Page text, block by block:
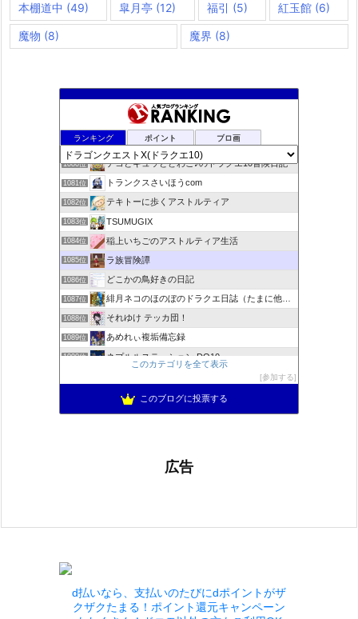
本棚道中 (49) 皐月亭 (12) 福引 (5) 紅玉館(6)
魔物 (8) 魔界 (8)
ランキング ポイント ブロ画
咲くやこのはな
1079位 ドラクエ10ラウラの日常とチーム運営ブログ
1080位 デコとギュッとどわこ♪のドラクエ10冒険日記
1081位 トランクスさいほうcom
1082位 テキトーに歩くアストルティア
1083位 TSUMUGIX
1084位 稲上いちごのアストルティア生活
1085位 ラ族冒険譚
1086位 どこかの鳥好きの日記
1087位 緋月ネコのほのぼのドラクエ日誌（たまに他のことも書いてます)
1088位 それゆけ テッカ団！
1089位 あめれぃ複垢備忘録
1090位 ネプルルステーション DQ10
アリアドネからのお便り『Aria de nouvelles』
ぽんこつゲーマーのひみつきち
このカテゴリを全て表示
参加する
このブログに投票する
広告
d払いなら、支払いのたびにdポイントがザ
クザクたまる！ポイント還元キャンペーン